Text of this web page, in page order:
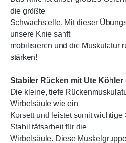
die größte
Schwachstelle. Mit dieser
unsere Knie sanft
mobilisieren und die Muskulatur
stärken!
Stabiler Rücken mit Ute Köhler
Die kleine, tiefe
Wirbelsäule wie ein
Korsett und leistet somit wichtige
Stabilitätsarbeit für die
Wirbelsäule. Diese